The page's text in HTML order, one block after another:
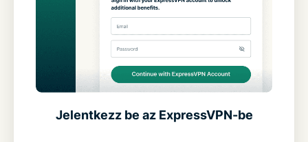
Jelentkezz be az ExpressVPN-be